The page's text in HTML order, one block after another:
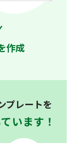
作成
プレートを
います！